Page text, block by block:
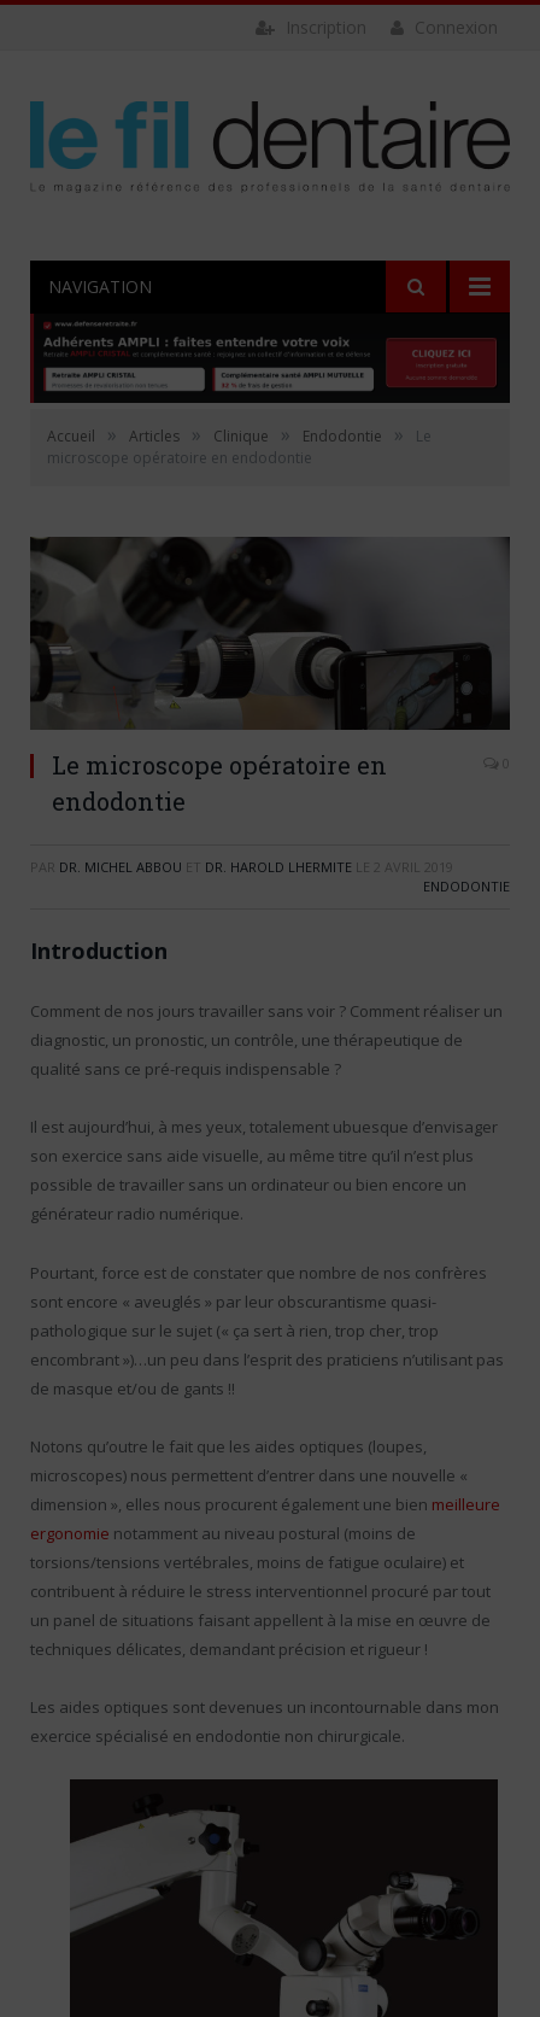
Connexion
Inscription
NAVIGATION
Accueil » Articles » Clinique » Endodontie »
Le
microscope opératoire en endodontie
Le microscope opératoire en
endodontie
0
PAR DR. MICHEL ABBOU ET DR. HAROLD LHERMITE LE 2 AVRIL 2019
ENDODONTIE
Introduction
Comment de nos jours travailler sans voir ? Comment réaliser un
diagnostic, un pronostic, un contrôle, une thérapeutique de
qualité sans ce pré-requis indispensable ?
Il est aujourd’hui, à mes yeux, totalement ubuesque d’envisager
son exercice sans aide visuelle, au même titre qu’il n’est plus
possible de travailler sans un ordinateur ou bien encore un
générateur radio numérique.
Pourtant, force est de constater que nombre de nos confrères
sont encore « aveuglés » par leur obscurantisme quasi-
pathologique sur le sujet (« ça sert à rien, trop cher, trop
encombrant »)…un peu dans l’esprit des praticiens n’utilisant pas
de masque et/ou de gants !!
Notons qu’outre le fait que les aides optiques (loupes,
microscopes) nous permettent d’entrer dans une nouvelle «
dimension », elles nous procurent également une bien meilleure
ergonomie notamment au niveau postural (moins de
torsions/tensions vertébrales, moins de fatigue oculaire) et
contribuent à réduire le stress interventionnel procuré par tout
un panel de situations faisant appellent à la mise en œuvre de
techniques délicates, demandant précision et rigueur !
Les aides optiques sont devenues un incontournable dans mon
exercice spécialisé en endodontie non chirurgicale.